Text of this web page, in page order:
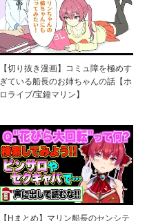
【切り抜き漫画】コミュ障を極めす
ぎている船長のお姉ちゃんの話【ホ
ロライブ/宝鐘マリン】
【Hまとめ】マリン船長のセンシテ